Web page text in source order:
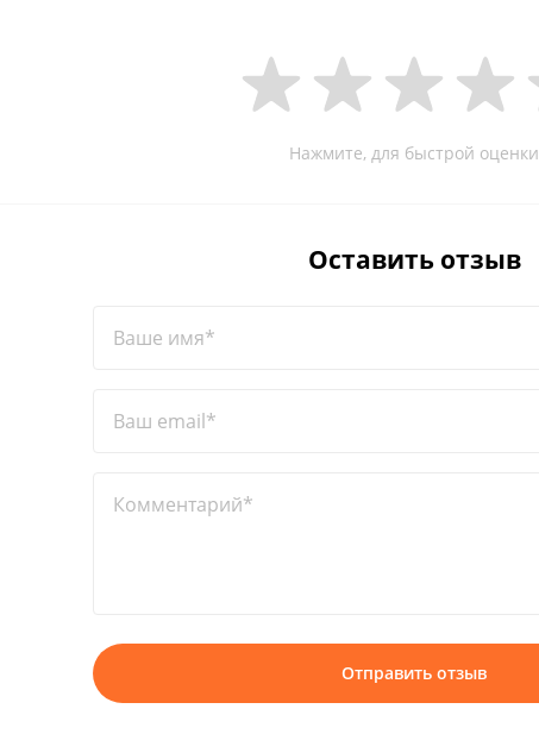
Нажмите, для быстрой оценки
Оставить отзыв
Ваше имя*
Ваш email*
Комментарий*
Отправить отзыв